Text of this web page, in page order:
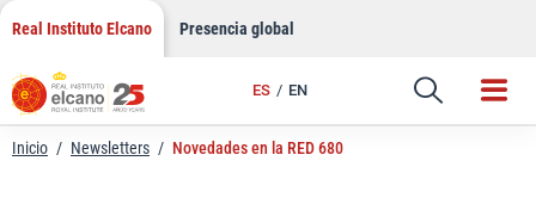
Saltar
contenido
Real Instituto Elcano Presencia global
ES EN
Enlace
Inicio / Newsletters / Novedades en la RED 680